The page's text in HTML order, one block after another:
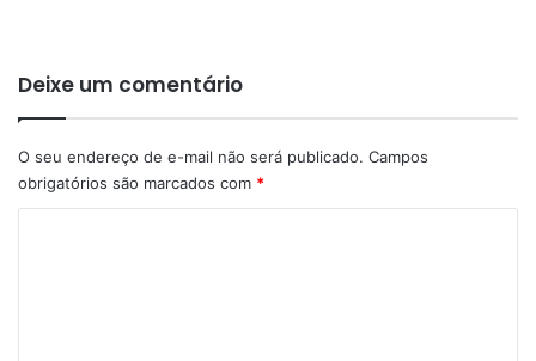
Deixe um comentário
O seu endereço de e-mail não será publicado. Campos
obrigatórios são marcados com *